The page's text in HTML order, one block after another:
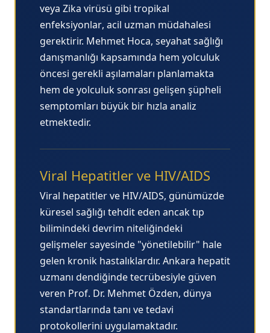
veya Zika virüsü gibi tropikal
enfeksiyonlar, acil uzman müdahalesi
gerektirir. Mehmet Hoca, seyahat sağlığı
danışmanlığı kapsamında hem yolculuk
öncesi gerekli aşılamaları planlamakta
hem de yolculuk sonrası gelişen şüpheli
semptomları büyük bir hızla analiz
etmektedir.
Viral Hepatitler ve HIV/AIDS
Viral hepatitler ve HIV/AIDS, günümüzde
küresel sağlığı tehdit eden ancak tıp
bilimindeki devrim niteliğindeki
gelişmeler sayesinde "yönetilebilir" hale
gelen kronik hastalıklardır. Ankara hepatit
uzmanı dendiğinde tecrübesiyle güven
veren Prof. Dr. Mehmet Özden, dünya
standartlarında tanı ve tedavi
protokollerini uygulamaktadır.